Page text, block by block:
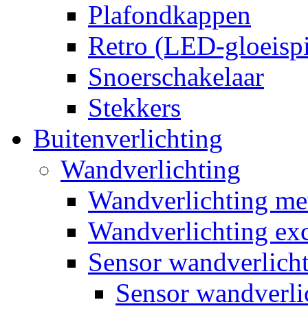
Plafondkappen
Retro (LED-
Snoerschakelaar
Stekkers
Buitenverlichting
Wandverlichting
Wandverlichting
Wandverlichting
Sensor
Sensor